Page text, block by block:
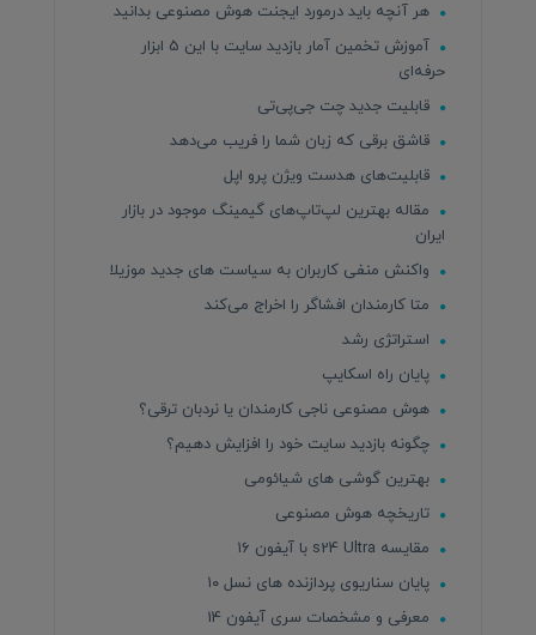
هر آنچه باید درمورد ایجنت هوش مصنوعی بدانید
آموزش تخمین آمار بازدید سایت با این 5 ابزار
حرفه‌ای
قابلیت جدید چت جی‌پی‌تی
قاشق برقی که زبان شما را فریب می‌دهد
قابلیت‌های هدست ویژن پرو اپل
مقاله بهترین لپ‌تاپ‌های گیمینگ موجود در بازار
ایران
واکنش منفی کاربران به سیاست های جدید موزیلا
متا کارمندان افشاگر را اخراج می‌کند
استراتژی رشد
پایان راه اسکایپ
هوش مصنوعی ناجی کارمندان یا نردبان ترقی؟
چگونه بازدید سایت خود را افزایش دهیم؟
بهترین گوشی های شیائومی
تاریخچه هوش مصنوعی
مقایسه s24 Ultra با آیفون ۱۶
پایان سناریوی پردازنده های نسل ۱۰
معرفی و مشخصات سری آیفون 14